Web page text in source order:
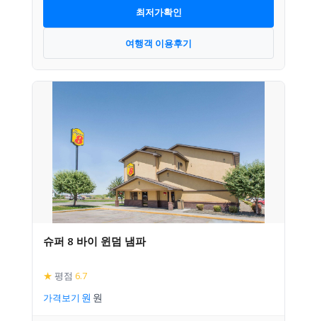
최저가확인
여행객 이용후기
슈퍼 8 바이 윈덤 냄파
★ 평점 6.7
가격보기